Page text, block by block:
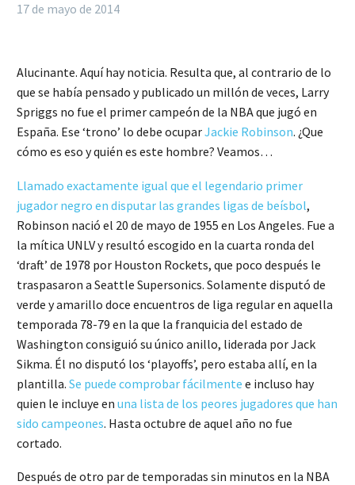
17 de mayo de 2014
Alucinante. Aquí hay noticia. Resulta que, al contrario de lo
que se había pensado y publicado un millón de veces, Larry
Spriggs no fue el primer campeón de la NBA que jugó en
España. Ese ‘trono’ lo debe ocuparJackie Robinson. ¿Que
cómo es eso y quién es este hombre? Veamos…
Llamado exactamente igual que el legendario primer
jugador negro en disputar las grandes ligas de beísbol,
Robinson nació el 20 de mayo de 1955 en Los Angeles. Fue a
la mítica UNLV y resultó escogido en la cuarta ronda del
‘draft’ de 1978 por Houston Rockets, que poco después le
traspasaron a Seattle Supersonics. Solamente disputó de
verde y amarillo doce encuentros de liga regular en aquella
temporada 78-79 en la que la franquicia del estado de
Washington consiguió su único anillo, liderada por Jack
Sikma. Él no disputó los ‘playoffs’, pero estaba allí, en la
plantilla. Se puede comprobar fácilmente e incluso hay
quien le incluye en una lista de los peores jugadores que han
sido campeones. Hasta octubre de aquel año no fue
cortado.
Después de otro par de temporadas sin minutos en la NBA